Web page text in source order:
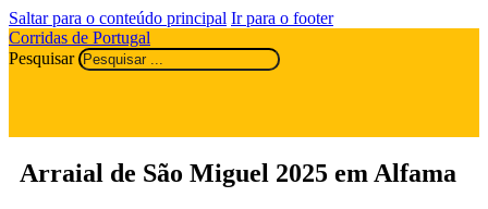
Saltar para o conteúdo principal Ir para o footer
Corridas de Portugal
Pesquisar
Arraial de São Miguel 2025 em Alfama